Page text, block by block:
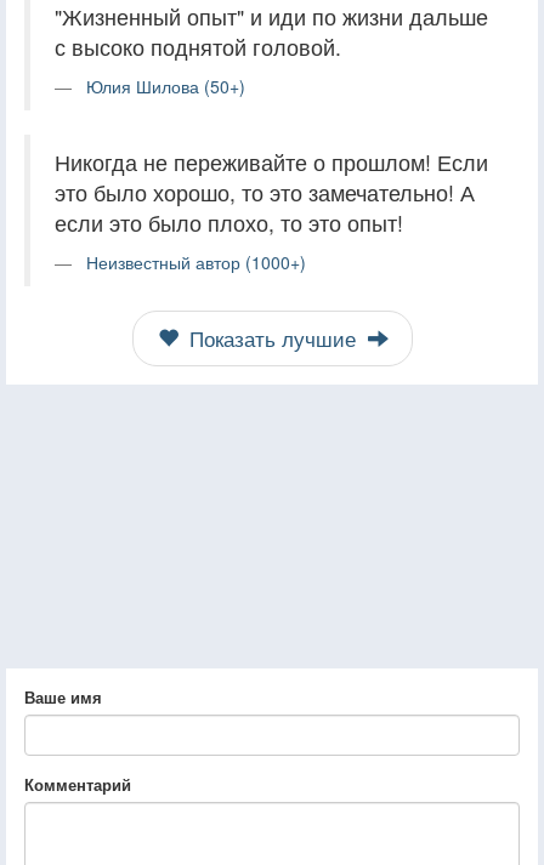
"Жизненный опыт" и иди по жизни дальше
с высоко поднятой головой.
Юлия Шилова (50+)
Никогда не переживайте о прошлом! Если
это было хорошо, то это замечательно! А
если это было плохо, то это опыт!
Неизвестный автор (1000+)
Показать лучшие
Ваше имя
Комментарий